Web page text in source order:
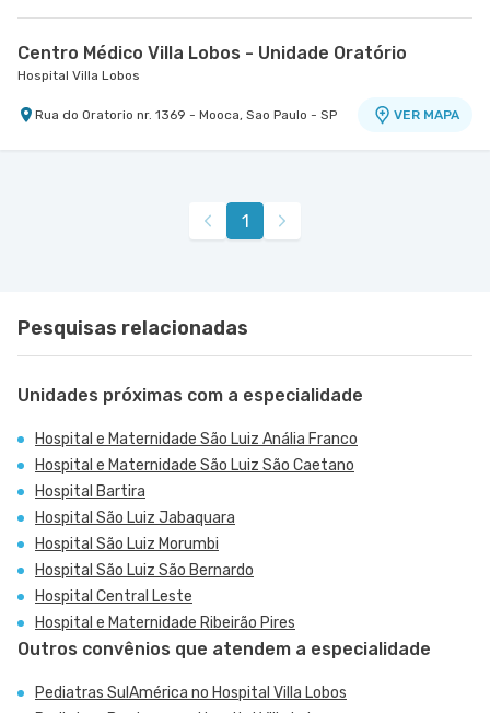
Centro Médico Villa Lobos - Unidade Oratório
Hospital Villa Lobos
Rua do Oratorio nr. 1369 - Mooca, Sao Paulo - SP VER MAPA
1
Pesquisas relacionadas
Unidades próximas com a especialidade
Hospital e Maternidade São Luiz Anália Franco
Hospital e Maternidade São Luiz São Caetano
Hospital Bartira
Hospital São Luiz Jabaquara
Hospital São Luiz Morumbi
Hospital São Luiz São Bernardo
Hospital Central Leste
Hospital e Maternidade Ribeirão Pires
Outros convênios que atendem a especialidade
Pediatras SulAmérica no Hospital Villa Lobos